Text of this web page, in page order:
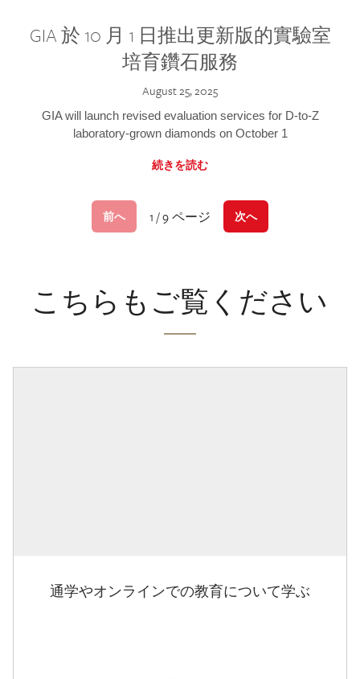
GIA 於 10 月 1 日推出更新版的實驗室
培育鑽石服務
August 25, 2025
GIA will launch revised evaluation services for D-to-Z
laboratory-grown diamonds on October 1
続きを読む
前へ 1 / 9 ページ 次へ
こちらもご覧ください
通学やオンラインでの教育について学ぶ